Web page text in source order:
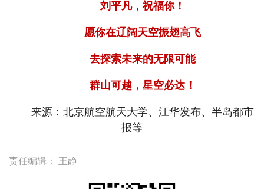
刘平凡，祝福你！
愿你在辽阔天空振翅高飞
去探索未来的无限可能
群山可越，星空必达！
来源：北京航空航天大学、江华发布、半岛都市
报等
责任编辑： 王静